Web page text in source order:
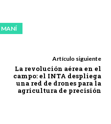
MANÍ
Artículo siguiente
La revolución aérea en el
campo: el INTA despliega
una red de drones para la
agricultura de precisión